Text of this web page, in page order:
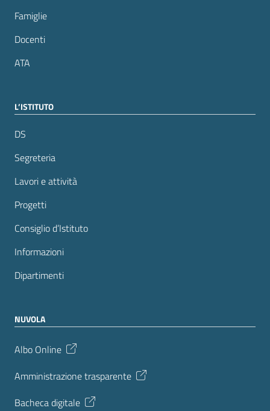
Famiglie
Docenti
ATA
L’ISTITUTO
DS
Segreteria
Lavori e attività
Progetti
Consiglio d’Istituto
Informazioni
Dipartimenti
NUVOLA
Albo Online
Amministrazione trasparente
Bacheca digitale